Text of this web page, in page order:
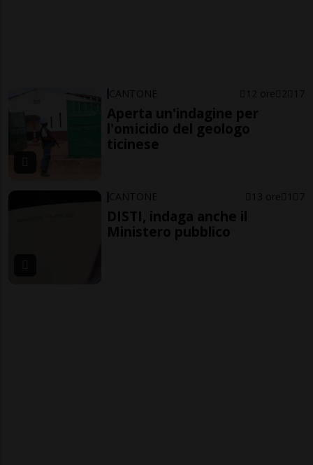
CANTONE 12 ore 2 17
Aperta un'indagine per
l'omicidio del geologo
ticinese
CANTONE 13 ore 1 7
DISTI, indaga anche il
Ministero pubblico